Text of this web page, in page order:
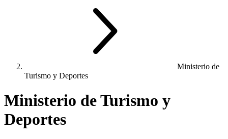
Ministerio de
Turismo y Deportes
Ministerio de Turismo y
Deportes